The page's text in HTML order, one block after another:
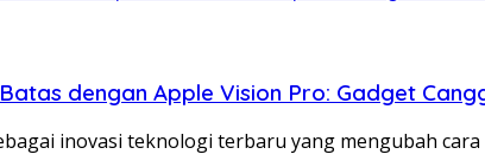
dengan Apple Vision Pro: Gadget
inovasi teknologi terbaru yang mengubah